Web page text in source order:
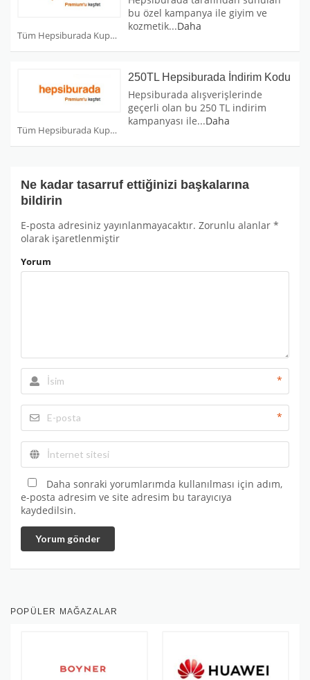
Tüm Hepsiburada Kuponları
bu özel kampanya ile giyim ve
kozmetik...Daha
Tüm Hepsiburada Kuponları
250TL Hepsiburada İndirim Kodu
Hepsiburada alışverişlerinde
geçerli olan bu 250 TL indirim
kampanyası ile...Daha
Ne kadar tasarruf ettiğinizi başkalarına
bildirin
E-posta adresiniz yayınlanmayacaktır. Zorunlu alanlar *
olarak işaretlenmiştir
Yorum
*
*
Daha sonraki yorumlarımda kullanılması için adım,
e-posta adresim ve site adresim bu tarayıcıya
kaydedilsin.
Yorum gönder
POPÜLER MAĞAZALAR